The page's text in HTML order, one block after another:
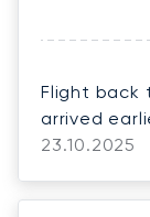
Flight back
arrived
23.10.2025